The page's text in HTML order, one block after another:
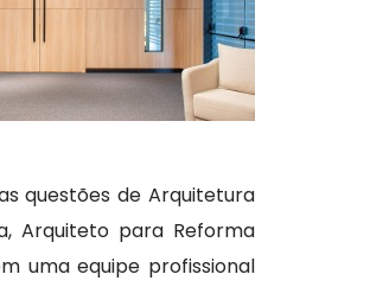
questões de Arquitetura
Arquiteto para Reforma
uma equipe profissional